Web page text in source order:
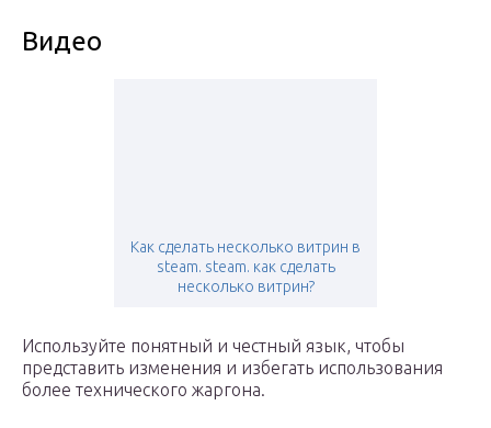
Видео
Как сделать несколько витрин в
steam. steam. как сделать
несколько витрин?
Используйте понятный и честный язык, чтобы
представить изменения и избегать использования
более технического жаргона.